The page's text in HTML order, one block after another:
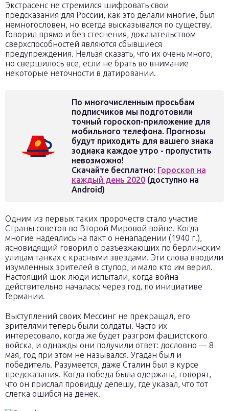
Экстрасенс не стремился шифровать свои
предсказания для России, как это делали многие, был
немногословен, но всегда высказывался по существу.
Говорил прямо и без стеснения, доказательством
сверхспособностей являются сбывшиеся
предупреждения. Нельзя сказать, что их очень много,
но свершилось все, если не брать во внимание
некоторые неточности в датировании.
По многочисленным просьбам
подписчиков мы подготовили
точный гороскоп-приложение для
мобильного телефона. Прогнозы
будут приходить для вашего знака
зодиака каждое утро - пропустить
невозможно!
Скачайте бесплатно: Гороскоп на
каждый день 2020 (доступно на
Android)
Одним из первых таких пророчеств стало участие
Страны советов во Второй Мировой войне. Когда
многие надеялись на пакт о ненападении (1940 г.),
ясновидящий говорил о разъезжающих по берлинским
улицам танках с красными звездами. Эти слова вводили
изумленных зрителей в ступор, и мало кто им верил.
Настоящий шок люди испытали, когда война
действительно началась: через год, по инициативе
Германии.
Выступлений своих Мессинг не прекращал, его
зрителями теперь были солдаты. Часто их
интересовало, когда же будет разгром фашистского
войска, и однажды они получили ответ: дословно — 8
мая, год при этом не назывался. Угадан был и
победитель. Разумеется, даже Сталин был в курсе
предсказания. Когда победа была одержана, говорят,
что он прислал провидцу депешу, где указал, что тот
слегка ошибся на денек.